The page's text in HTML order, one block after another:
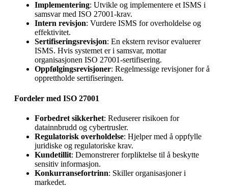
Implementering: Utvikle og implementere et ISMS i
samsvar med ISO 27001-krav.
Intern revisjon: Vurdere ISMS for overholdelse og
effektivitet.
Sertifiseringsrevisjon: En ekstern revisor evaluerer
ISMS. Hvis systemet er i samsvar, mottar
organisasjonen ISO 27001-sertifisering.
Oppfølgingsrevisjoner: Regelmessige revisjoner for å
opprettholde sertifiseringen.
Fordeler med ISO 27001
Forbedret sikkerhet: Reduserer risikoen for
datainnbrudd og cybertrusler.
Regulatorisk overholdelse: Hjelper med å oppfylle
juridiske og regulatoriske krav.
Kundetillit: Demonstrerer forpliktelse til å beskytte
sensitiv informasjon.
Konkurransefortrinn: Skiller organisasjoner i
markedet.